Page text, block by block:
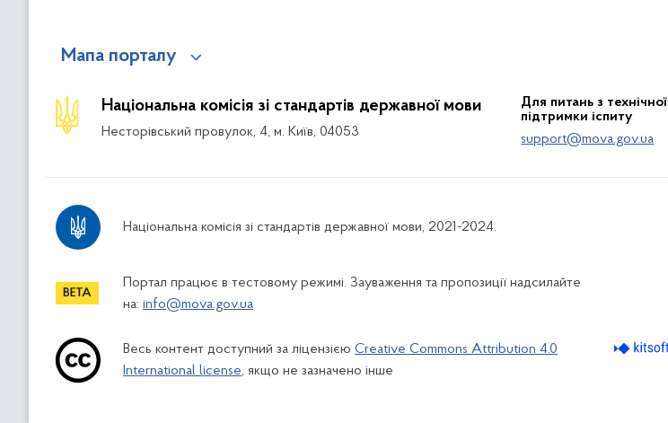
Мапа порталу
Національна комісія зі стандартів державної мови
Несторівський провулок, 4, м. Київ, 04053
Для питань з технічної
підтримки іспиту
support@mova.gov.ua
Національна комісія зі стандартів державної мови, 2021-2024.
Портал працює в тестовому режимі. Зауваження та пропозиції надсилайте
на: info@mova.gov.ua
Весь контент доступний за ліцензією Creative Commons Attribution 4.0
International license, якщо не зазначено інше